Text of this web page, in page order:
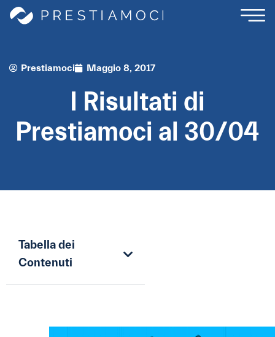
Prestiamoci Maggio 8, 2017
I Risultati di
Prestiamoci al 30/04
Tabella dei
Contenuti